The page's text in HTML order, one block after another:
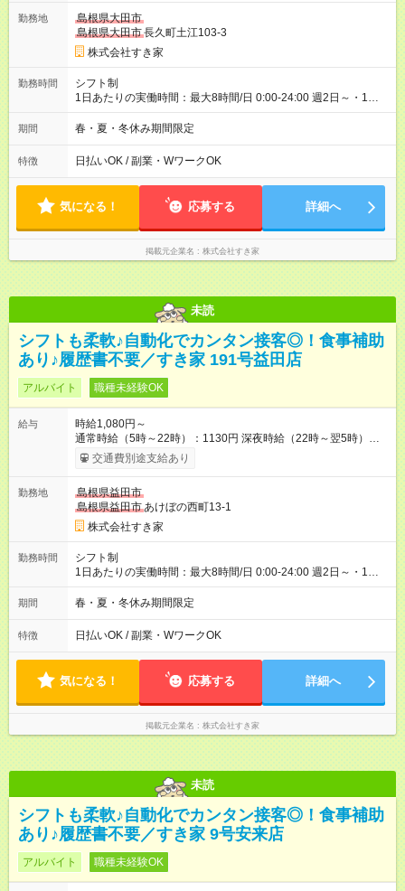
30日（※条件変更なし）ですが、切り上げで一ヶ月とさせてい
ただきます。 研修制度あり：15時間(研修中も同時給）
勤務地
島根県大田市
島根県大田市長久町土江103-3
株式会社すき家
勤務時間
シフト制
1日あたりの実働時間：最大8時間/日 0:00-24:00 週2日～・1日
2h～OK ＜シフト例＞ 〇朝帯 5:00-9:00 〇昼帯 9:00-14:00 〇午
後帯 14:00-18:00 〇夜帯 18:00-22:00 〇深夜帯 22:00-翌5:00 基
ます♪
期間 春・夏・冬休み期間限定
特徴 日払いOK / 副業・WワークOK
気になる！ 応募する 詳細へ
掲載元企業名 株式会社すき家
未読
シフトも柔軟♪自動化でカンタン接客◎！食事補助
あり♪履歴書不要／すき家 191号益田店
アルバイト 職種未経験OK
給与
時給1,080円～
通常時給（5時～22時）：1130円 深夜時給（22時～翌5時）：
1413円 高校生時給：1080円 【特別手当】早朝手当（5：00-9：
00）時給+150円 【試用期間】試用期間あり 試用期間の長さ：1
30日（※条件変更なし）ですが、切り上げで一ヶ月とさせてい
ただきます。 研修制度あり：15時間(研修中も同時給）
交通費別途支給あり
勤務地
島根県益田市
島根県益田市あけぼの西町13-1
株式会社すき家
勤務時間
シフト制
1日あたりの実働時間：最大8時間/日 0:00-24:00 週2日～・1日
2h～OK ＜シフト例＞ 〇朝帯 5:00-9:00 〇昼帯 9:00-14:00 〇午
後帯 14:00-18:00 〇夜帯 18:00-22:00 〇深夜帯 22:00-翌5:00 基
ます♪
期間 春・夏・冬休み期間限定
特徴 日払いOK / 副業・WワークOK
気になる！ 応募する 詳細へ
掲載元企業名 株式会社すき家
未読
シフトも柔軟♪自動化でカンタン接客◎！食事補助
あり♪履歴書不要／すき家 9号安来店
アルバイト 職種未経験OK